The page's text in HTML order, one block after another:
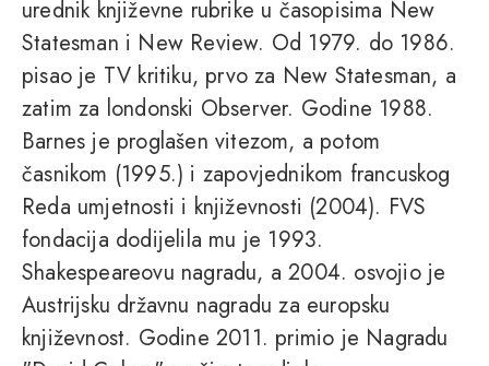
urednik književne rubrike u časopisima New
Statesman i New Review. Od 1979. do 1986.
pisao je TV kritiku, prvo za New Statesman, a
zatim za londonski Observer. Godine 1988.
Barnes je proglašen vitezom, a potom
časnikom (1995.) i zapovjednikom francuskog
Reda umjetnosti i književnosti (2004). FVS
fondacija dodijelila mu je 1993.
Shakespeareovu nagradu, a 2004. osvojio je
Austrijsku državnu nagradu za europsku
književnost. Godine 2011. primio je Nagradu